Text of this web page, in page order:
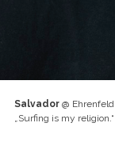
Salvador @ Ehrenfeld
„Surfing is my religion.“